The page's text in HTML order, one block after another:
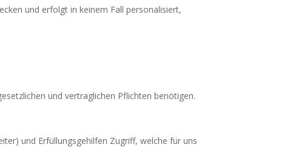
und erfolgt in keinem Fall personalisiert,
und vertraglichen Pflichten benötigen.
und Erfüllungsgehilfen Zugriff, welche für uns